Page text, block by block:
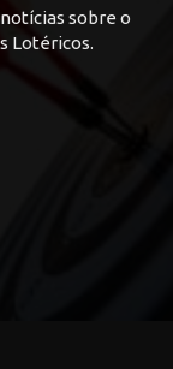
sobre o
Lotéricos.